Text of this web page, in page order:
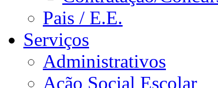
Pais / E.E.
Serviços
Administrativos
Ação Social Escolar